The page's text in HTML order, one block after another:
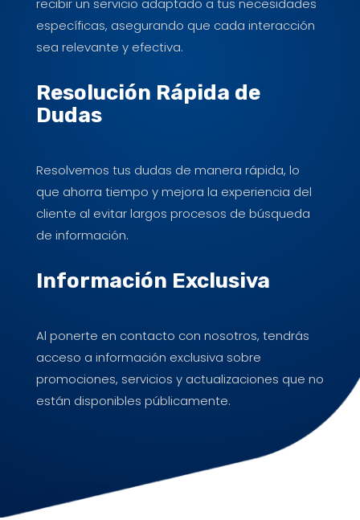
recibir un servicio adaptado a tus necesidades
específicas, asegurando que cada interacción
sea relevante y efectiva.
Resolución Rápida de
Dudas
Resolvemos tus dudas de manera rápida, lo
que ahorra tiempo y mejora la experiencia del
cliente al evitar largos procesos de búsqueda
de información.
Información Exclusiva
Al ponerte en contacto con nosotros, tendrás
acceso a información exclusiva sobre
promociones, servicios y actualizaciones que no
están disponibles públicamente.